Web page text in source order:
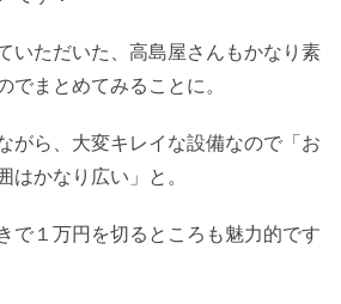
いただいた、高島屋さんもかなり素
でまとめてみることに。
がら、大変キレイな設備なので「お
はかなり広い」と。
で１万円を切るところも魅力的です